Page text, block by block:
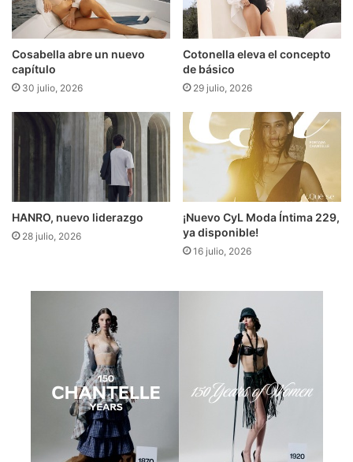
Cosabella abre un nuevo
capítulo
30 julio, 2026
Cotonella eleva el concepto
de básico
29 julio, 2026
HANRO, nuevo liderazgo
28 julio, 2026
¡Nuevo CyL Moda Íntima 229,
ya disponible!
16 julio, 2026